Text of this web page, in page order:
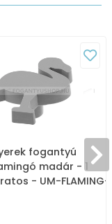
fogantyú
madár - 1
- UM-FLAMING-
gyerekbútor